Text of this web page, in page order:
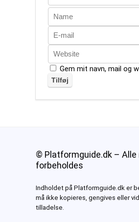
Gem mit navn, mail og
© Platformguide.dk –
forbeholdes
Indholdet på Platformguide.dk er
må ikke kopieres, gengives eller
tilladelse.